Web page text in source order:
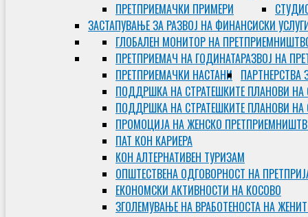
ПРЕТПРИЕМАЧКИ ПРИМЕРИ
ЗАСТАПУВАЊЕ ЗА РАЗВОЈ НА ФИНАНСИСКИ
ГЛОБАЛЕН МОНИТОР НА
РАЗВОЈ НА
ПРЕТПРИЕМАЧ НА ГОДИНАТА
ПРЕТПРИЕМАЧКИ НАСТАНИ ПАРТНЕРСТВА
ПОДДРШКА НА СТРАТЕШКИТЕ ПЛАНОВИ НА
ПОДДРШКА НА СТРАТЕШКИТЕ ПЛАНОВИ НА
ПРОМОЦИЈА НА ЖЕНСКО
ПАТ КОН КАРИЕРА
КОН АЛТЕРНАТИВЕН ТУРИЗАМ
ОПШТЕСТВЕНА ОДГОВОРНОСТ НА
ЕКОНОМСКИ АКТИВНОСТИ НА КОСОВО
ЗГОЛЕМУВАЊЕ НА ВРАБОТЕНОСТА НА